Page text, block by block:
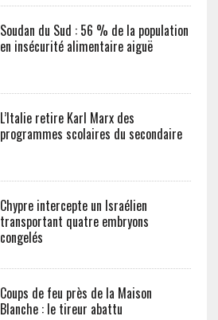
Soudan du Sud : 56 % de la population
en insécurité alimentaire aiguë
L’Italie retire Karl Marx des
programmes scolaires du secondaire
Chypre intercepte un Israélien
transportant quatre embryons
congelés
Coups de feu près de la Maison
Blanche : le tireur abattu